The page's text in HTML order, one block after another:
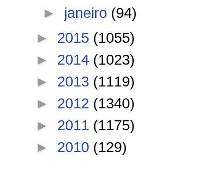
► janeiro (94)
► 2015 (1055)
► 2014 (1023)
► 2013 (1119)
► 2012 (1340)
► 2011 (1175)
► 2010 (129)